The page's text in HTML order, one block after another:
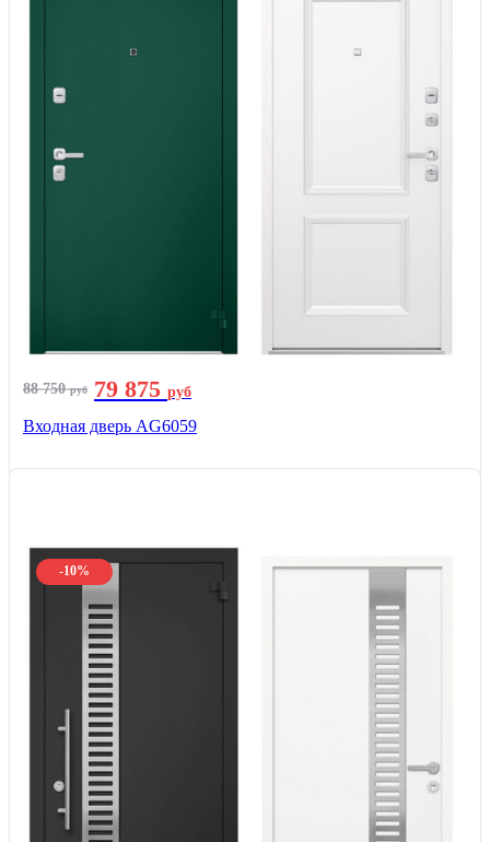
88 750руб 79 875 руб
Входная дверь AG6059
-10%